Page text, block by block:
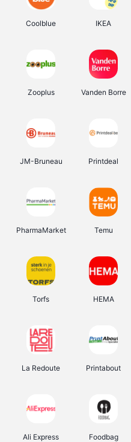
Coolblue IKEA
Zooplus Vanden Borre
JM-Bruneau Printdeal
PharmaMarket Temu
Torfs HEMA
La Redoute Printabout
Ali Express Foodbag